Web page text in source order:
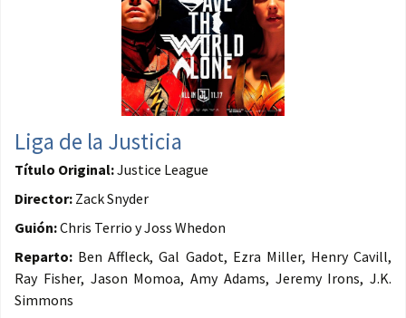
Liga de la Justicia
Título Original:Justice League
Director: Zack Snyder
Guión:Chris Terrio y Joss Whedon
Reparto: Ben Affleck, Gal Gadot, Ezra Miller, Henry Cavill,
Ray Fisher, Jason Momoa, Amy Adams, Jeremy Irons, J.K.
Simmons